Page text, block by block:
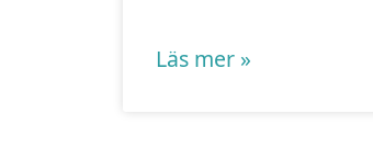
Läs mer »